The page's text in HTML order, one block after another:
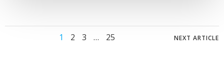
PostsPage
1 Page
2 Page
3 … Page
25
Posts
NEXT ARTICLE